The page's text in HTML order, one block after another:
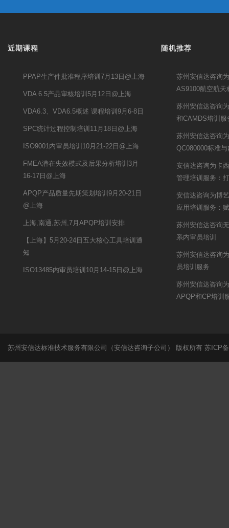
近期课程
PPAP生产件批准程序培训7月13日@上海
VDA 6.5产品审核培训5月12日@上海
VDA6.3、VDA6.5概述 课程培训9月6-8日
SPC统计过程控制培训11月18日@上海
ISO9001内审员培训10月21-22日@上海
FMEA潜在失效模式及后果分析培训3月
16-17日@上海
APQP产品质量先期策划培训9月20-21日
@上海
上海,南通,苏州,7月APQP培训安排
【上海】5月20-24日五大核心工具培训通
知
ISO13485内审员培训10月14-15日@上海
随机推荐
苏州安信达咨询
AS9100航空航天
苏州安信达咨询
和CAMDS培训服
苏州安信达咨询
QC080000标准
安信达咨询为卡
管理培训服务：
安信达咨询为博
应用培训服务：
苏州安信达咨询
系内审员培训
苏州安信达咨询
员培训服务
苏州安信达咨询
APQP和CP培训
苏州安信达标准技术服务有限公司（安信达咨询子公司） 版权所有 苏ICP